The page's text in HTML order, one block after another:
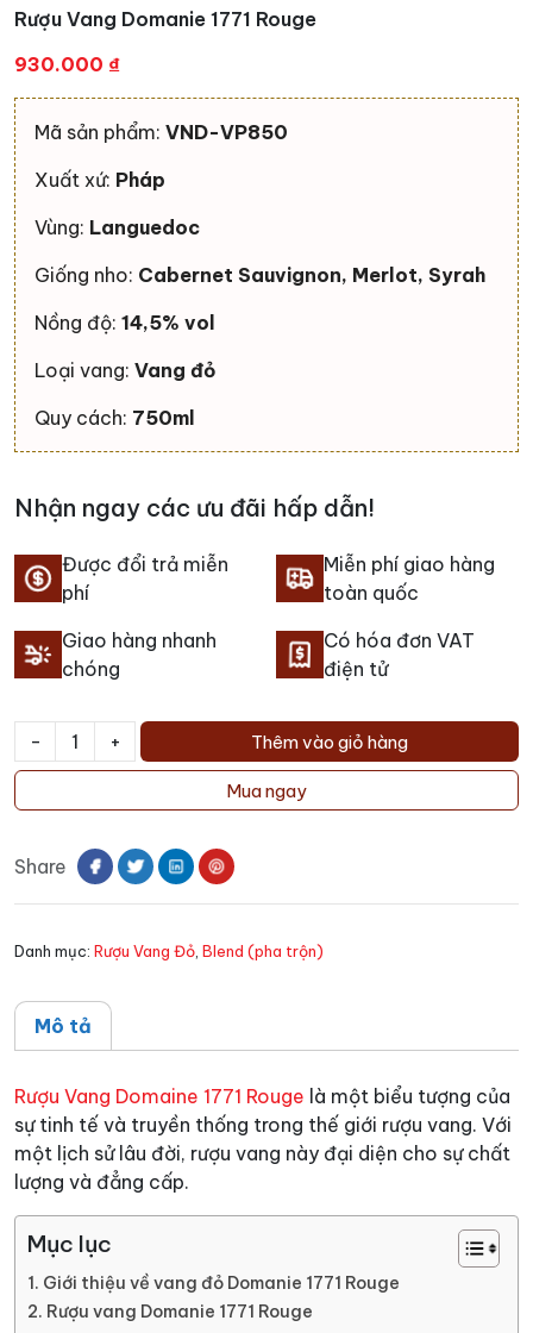
Rượu Vang Domanie 1771 Rouge
930.000 ₫
Mã sản phẩm: VND-VP850
Xuất xứ: Pháp
Vùng: Languedoc
Giống nho: Cabernet Sauvignon, Merlot, Syrah
Nồng độ: 14,5% vol
Loại vang: Vang đỏ
Quy cách: 750ml
Nhận ngay các ưu đãi hấp dẫn!
Được đổi trả miễn
phí
Miễn phí giao hàng
toàn quốc
Giao hàng nhanh
chóng
Có hóa đơn VAT
điện tử
-
Rượu
Domanie
Rouge
+ Thêm vào giỏ hàng
Mua ngay
Share
Danh mục: Rượu Vang Đỏ, Blend (pha trộn)
Mô tả
Rượu Vang Domaine 1771 Rouge là một biểu tượng của
sự tinh tế và truyền thống trong thế giới rượu vang. Với
một lịch sử lâu đời, rượu vang này đại diện cho sự chất
lượng và đẳng cấp.
Mục lục
Giới thiệu về vang đỏ Domanie 1771 Rouge
Rượu vang Domanie 1771 Rouge